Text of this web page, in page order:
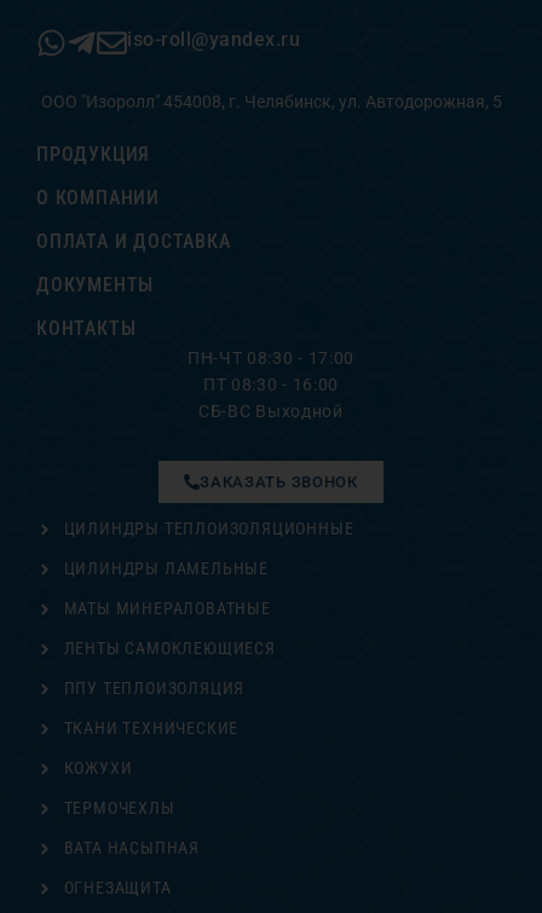
iso-roll@yandex.ru
ООО "Изоролл" 454008, г. Челябинск, ул. Автодорожная, 5
ПРОДУКЦИЯ
О КОМПАНИИ
ОПЛАТА И ДОСТАВКА
ДОКУМЕНТЫ
КОНТАКТЫ
ПН-ЧТ 08:30 - 17:00
ПТ 08:30 - 16:00
СБ-ВС Выходной
ЦИЛИНДРЫ ТЕПЛОИЗОЛЯЦИОННЫЕ
ЦИЛИНДРЫ ЛАМЕЛЬНЫЕ
МАТЫ МИНЕРАЛОВАТНЫЕ
ЛЕНТЫ САМОКЛЕЮЩИЕСЯ
ППУ ТЕПЛОИЗОЛЯЦИЯ
ТКАНИ ТЕХНИЧЕСКИЕ
ЗАКАЗАТЬ ЗВОНОК
КОЖУХИ
ТЕРМОЧЕХЛЫ
ВАТА НАСЫПНАЯ
ОГНЕЗАЩИТА